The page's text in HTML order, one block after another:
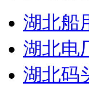
湖北船
湖北电
湖北码